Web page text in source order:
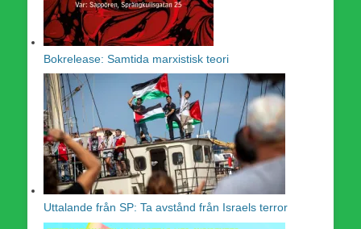
Bokrelease: Samtida marxistisk teori
Uttalande från SP: Ta avstånd från Israels terror